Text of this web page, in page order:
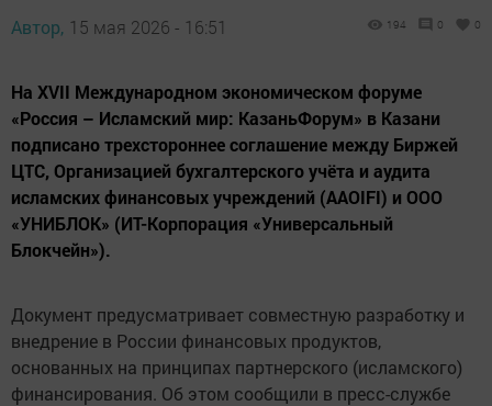
Автор, 15 мая 2026 - 16:51 194 0 0
На XVII Международном экономическом форуме
«Россия – Исламский мир: КазаньФорум» в Казани
подписано трехстороннее соглашение между Биржей
ЦТС, Организацией бухгалтерского учёта и аудита
исламских финансовых учреждений (AAOIFI) и ООО
«УНИБЛОК» (ИТ-Корпорация «Универсальный
Блокчейн»).
Документ предусматривает совместную разработку и
внедрение в России финансовых продуктов,
основанных на принципах партнерского (исламского)
финансирования. Об этом сообщили в пресс-службе